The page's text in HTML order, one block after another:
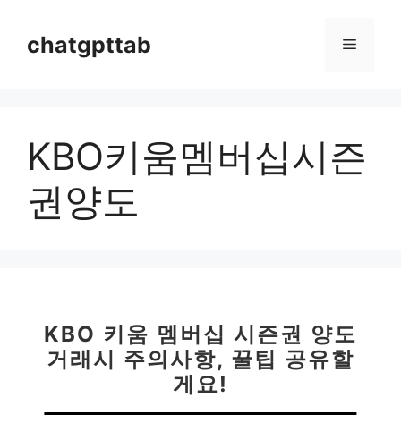
chatgpttab 메
KBO키움멤버십시즌
권양도
KBO 키움 멤버십 시즌권 양도
거래시 주의사항, 꿀팁 공유할
게요!